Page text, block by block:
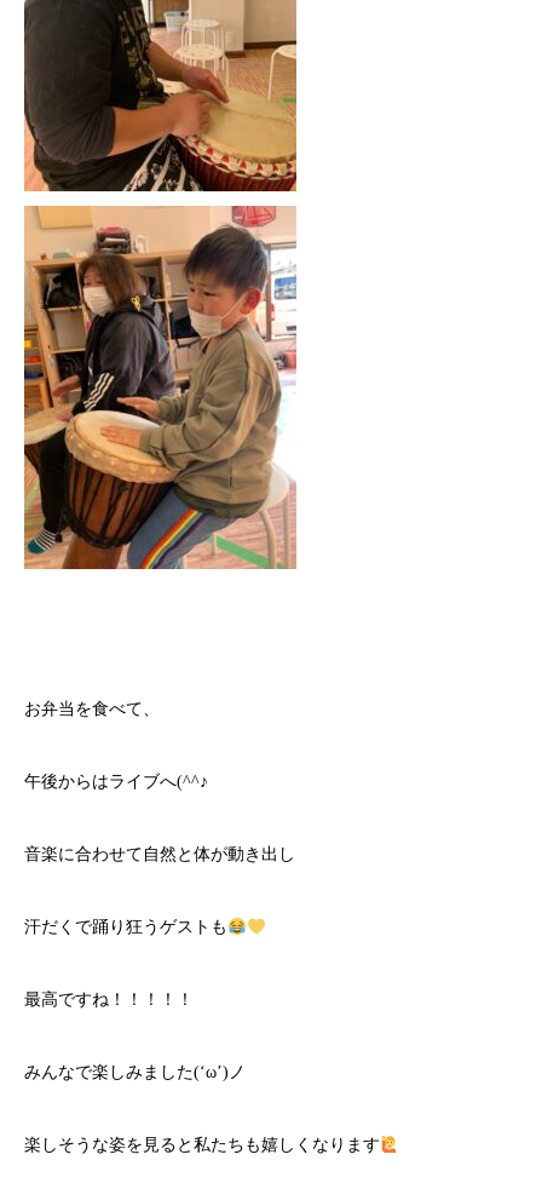
お弁当を食べて、
午後からはライブへ(^^♪
音楽に合わせて自然と体が動き出し
汗だくで踊り狂うゲストも
最高ですね！！！！！
みんなで楽しみました(‘ω’)ノ
楽しそうな姿を見ると私たちも嬉しくなります